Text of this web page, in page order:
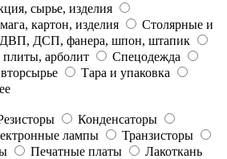
сырье, изделия
картон, изделия
Столярные и
ДВП, ДСП, фанера, шпон, штапик
арболит
Спецодежда
Тара и упаковка
Конденсаторы
лампы
Транзисторы
Печатные платы
Лакоткань